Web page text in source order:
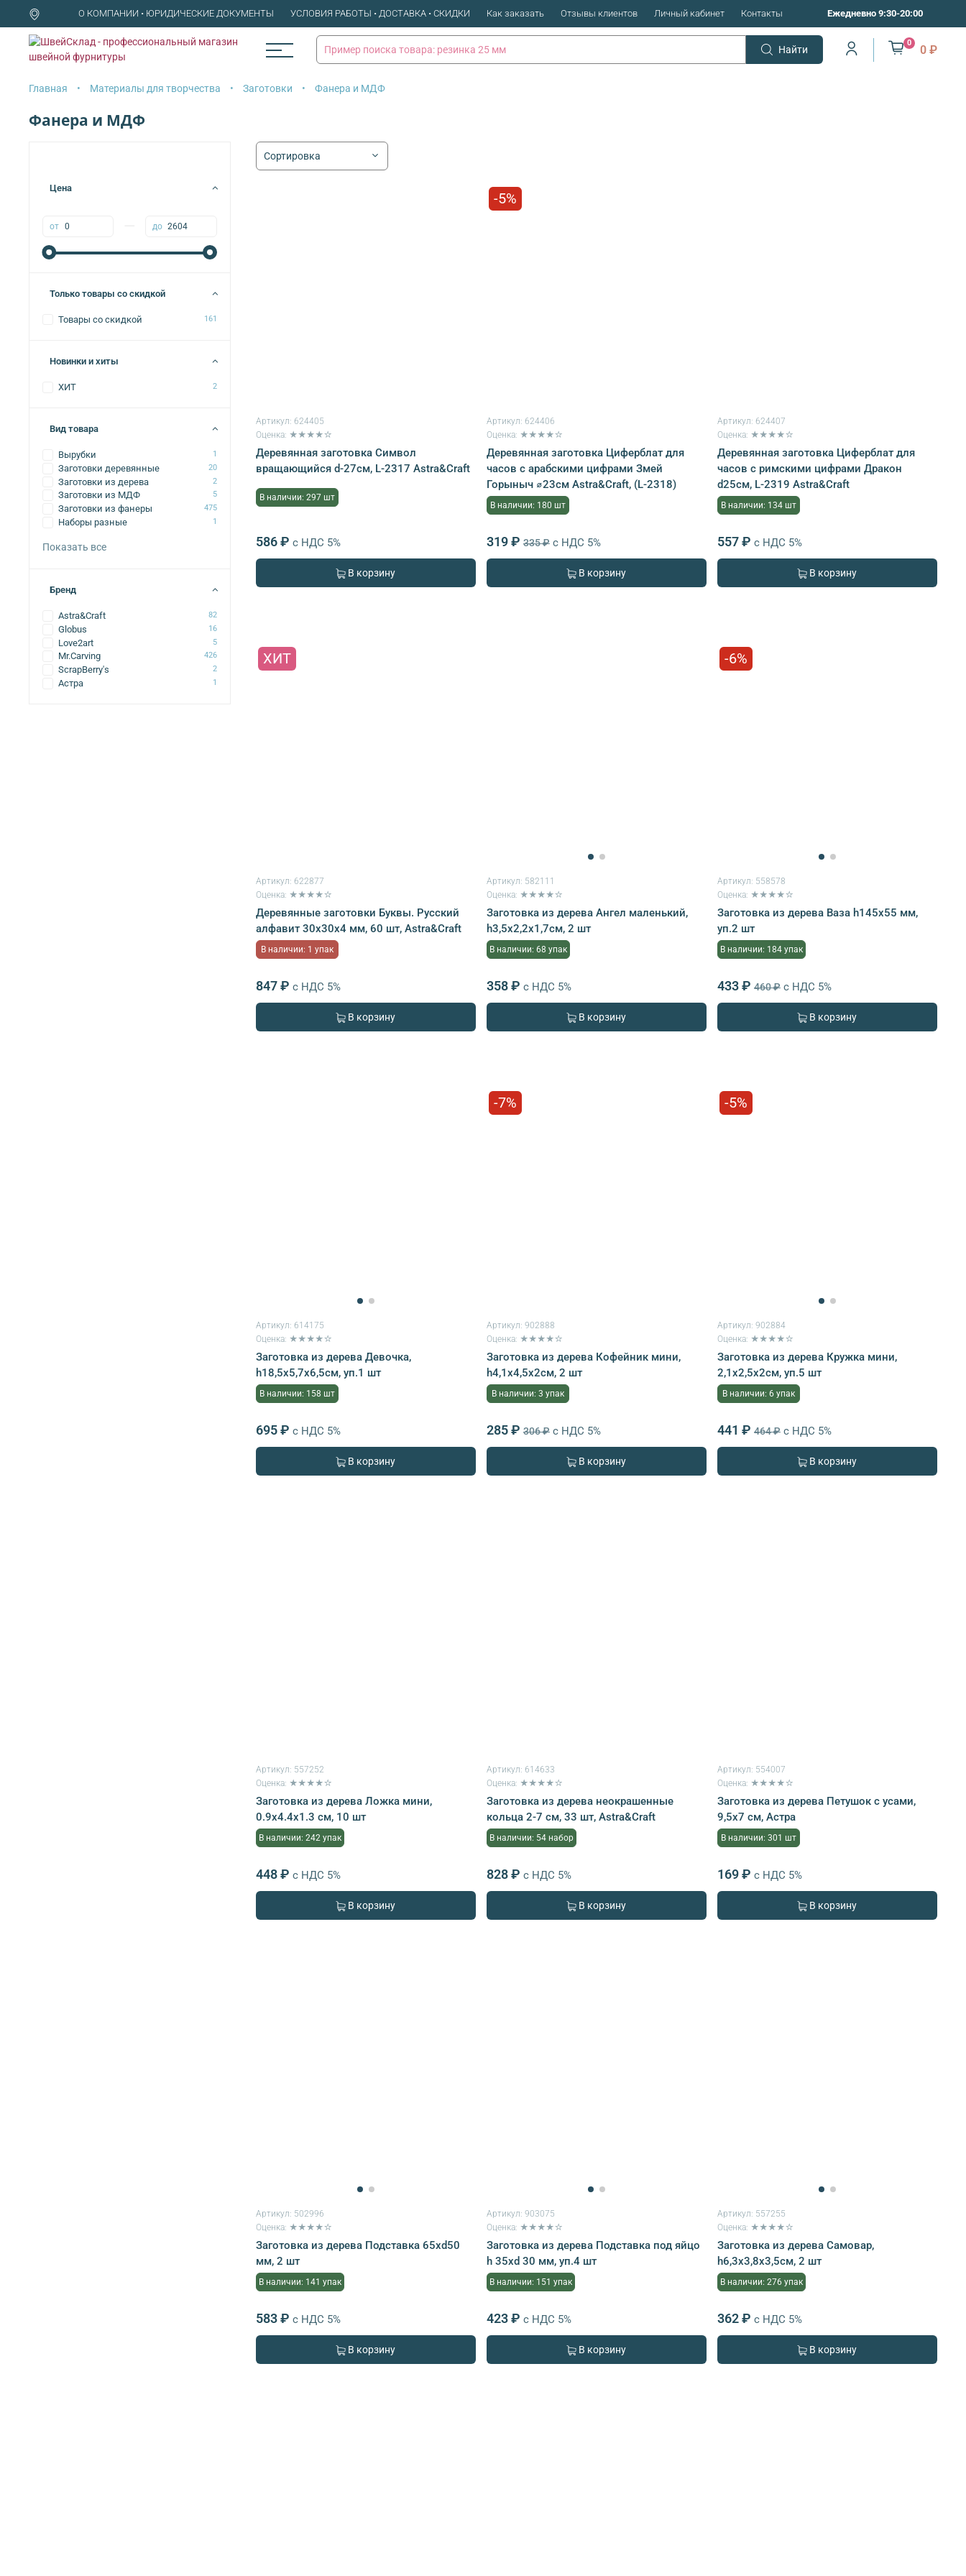
О КОМПАНИИ • ЮРИДИЧЕСКИЕ ДОКУМЕНТЫ УСЛОВИЯ РАБОТЫ • ДОСТАВКА • СКИДКИ Как заказать Отзывы клиентов Личный кабинет Контакты Ежедневно 9:30-20:00
Найти
0
0 ₽
Главная Материалы для творчества Заготовки Фанера и МДФ
Фанера и МДФ
Артикул: 624405
Оценка: ★★★★☆
Деревянная заготовка Символ
вращающийся d-27см, L-2317 Astra&Craft
В наличии: 297 шт
586 ₽ с НДС 5%
В корзину
-5%
Артикул: 624406
Оценка: ★★★★☆
Деревянная заготовка Циферблат для
часов с арабскими цифрами Змей
Горыныч ⌀23см Astra&Craft, (L-2318)
В наличии: 180 шт
319 ₽ 335 ₽ с НДС 5%
В корзину
Артикул: 624407
Оценка: ★★★★☆
Деревянная заготовка Циферблат для
часов с римскими цифрами Дракон
d25см, L-2319 Astra&Craft
В наличии: 134 шт
557 ₽ с НДС 5%
В корзину
ХИТ
Артикул: 622877
Оценка: ★★★★☆
Деревянные заготовки Буквы. Русский
алфавит 30х30х4 мм, 60 шт, Astra&Craft
В наличии: 1 упак
847 ₽ с НДС 5%
В корзину
Артикул: 582111
Оценка: ★★★★☆
Заготовка из дерева Ангел маленький,
h3,5х2,2х1,7см, 2 шт
В наличии: 68 упак
358 ₽ с НДС 5%
В корзину
-6%
Артикул: 558578
Оценка: ★★★★☆
Заготовка из дерева Ваза h145х55 мм,
уп.2 шт
В наличии: 184 упак
433 ₽ 460 ₽ с НДС 5%
В корзину
Артикул: 614175
Оценка: ★★★★☆
Заготовка из дерева Девочка,
h18,5х5,7х6,5см, уп.1 шт
В наличии: 158 шт
695 ₽ с НДС 5%
В корзину
-7%
Артикул: 902888
Оценка: ★★★★☆
Заготовка из дерева Кофейник мини,
h4,1х4,5х2см, 2 шт
В наличии: 3 упак
285 ₽ 306 ₽ с НДС 5%
В корзину
-5%
Артикул: 902884
Оценка: ★★★★☆
Заготовка из дерева Кружка мини,
2,1х2,5х2см, уп.5 шт
В наличии: 6 упак
441 ₽ 464 ₽ с НДС 5%
В корзину
Артикул: 557252
Оценка: ★★★★☆
Заготовка из дерева Ложка мини,
0.9х4.4х1.3 см, 10 шт
В наличии: 242 упак
448 ₽ с НДС 5%
В корзину
Артикул: 614633
Оценка: ★★★★☆
Заготовка из дерева неокрашенные
кольца 2-7 см, 33 шт, Astra&Craft
В наличии: 54 набор
828 ₽ с НДС 5%
В корзину
Артикул: 554007
Оценка: ★★★★☆
Заготовка из дерева Петушок с усами,
9,5х7 см, Астра
В наличии: 301 шт
169 ₽ с НДС 5%
В корзину
Артикул: 502996
Оценка: ★★★★☆
Заготовка из дерева Подставка 65хd50
мм, 2 шт
В наличии: 141 упак
583 ₽ с НДС 5%
В корзину
Артикул: 903075
Оценка: ★★★★☆
Заготовка из дерева Подставка под яйцо
h 35хd 30 мм, уп.4 шт
В наличии: 151 упак
423 ₽ с НДС 5%
В корзину
Артикул: 557255
Оценка: ★★★★☆
Заготовка из дерева Самовар,
h6,3х3,8х3,5см, 2 шт
В наличии: 276 упак
362 ₽ с НДС 5%
В корзину
Цена
от до
Только товары со скидкой
Товары со скидкой 161
Новинки и хиты
ХИТ 2
Вид товара
Вырубки 1
Заготовки деревянные 20
Заготовки из дерева 2
Заготовки из МДФ 5
Заготовки из фанеры 475
Наборы разные 1
Показать все
Бренд
Astra&Craft 82
Globus 16
Love2art 5
Mr.Carving 426
ScrapBerry's 2
Астра 1